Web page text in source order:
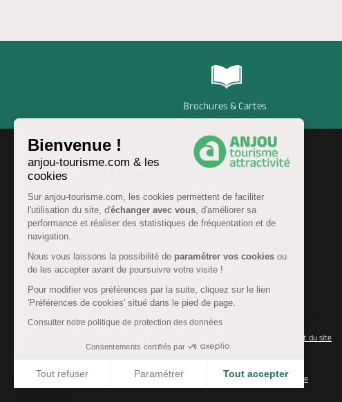
Bienvenue !
anjou-tourisme.com & les
cookies
Sur anjou-tourisme.com, les cookies permettent de faciliter
l'utilisation du site, d'échanger avec vous, d'améliorer sa
performance et réaliser des statistiques de fréquentation et de
navigation.
Nous vous laissons la possibilité de paramétrer vos cookies ou
de les accepter avant de poursuivre votre visite !
Pour modifier vos préférences par la suite, cliquez sur le lien
'Préférences de cookies' situé dans le pied de page.
Consulter notre politique de protection des données
Consentements certifiés par
Tout refuser Paramétrer Tout accepter
Brochures & Cartes
Fonctionnement du site
CGU Réservation-Accessibilité : partiellement conforme